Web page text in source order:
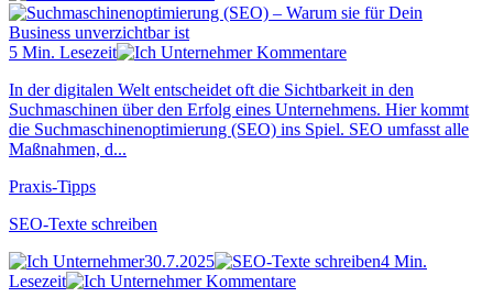
5 Min. Lesezeit
Kommentare
In der digitalen Welt entscheidet oft die Sichtbarkeit in den
Suchmaschinen über den Erfolg eines Unternehmens. Hier kommt
die Suchmaschinenoptimierung (SEO) ins Spiel. SEO umfasst alle
Maßnahmen, d...
Praxis-Tipps
SEO-Texte schreiben
30.7.2025
4 Min.
Lesezeit
Kommentare